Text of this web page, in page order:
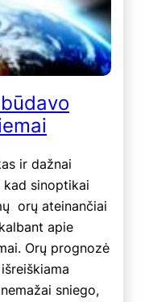
ir dažnai
kad sinoptikai
orų ateinančiai
apie
Orų prognozė
sniego,